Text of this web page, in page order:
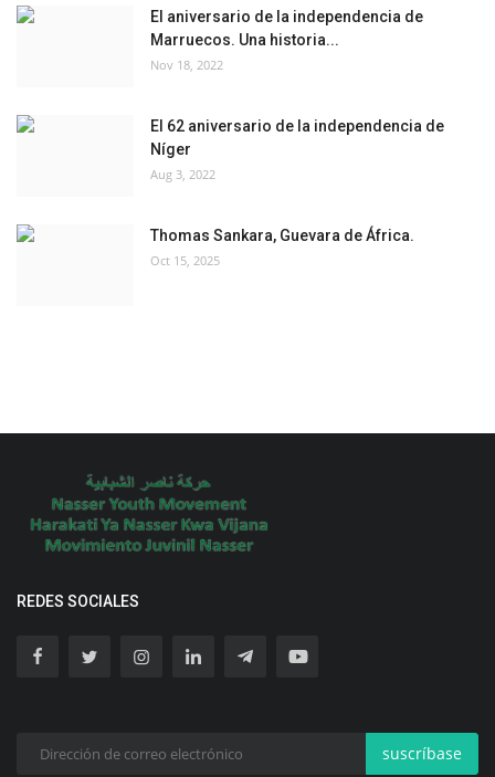
El aniversario de la independencia de
Marruecos. Una historia...
Nov 18, 2022
El 62 aniversario de la independencia de
Níger
Aug 3, 2022
Thomas Sankara, Guevara de África.
Oct 15, 2025
REDES SOCIALES
suscríbase